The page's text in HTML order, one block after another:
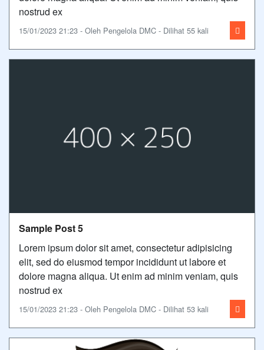
nostrud ex
15/01/2023 21:23 - Oleh Pengelola DMC - Dilihat 55 kali
Sample Post 5
Lorem ipsum dolor sit amet, consectetur adipisicing
elit, sed do eiusmod tempor incididunt ut labore et
dolore magna aliqua. Ut enim ad minim veniam, quis
nostrud ex
15/01/2023 21:23 - Oleh Pengelola DMC - Dilihat 53 kali